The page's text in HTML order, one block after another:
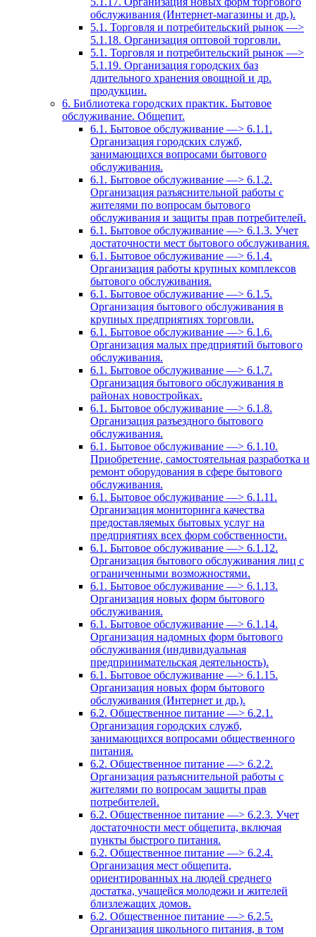
обслуживания (Интернет-магазины и др.).
5.1. Торговля и потребительский рынок —>
5.1.18. Организация оптовой торговли.
5.1. Торговля и потребительский рынок —>
5.1.19. Организация городских баз
длительного хранения овощной и др.
продукции.
6. Библиотека городских практик. Бытовое
обслуживание. Общепит.
6.1. Бытовое обслуживание —> 6.1.1.
Организация городских служб,
занимающихся вопросами бытового
обслуживания.
6.1. Бытовое обслуживание —> 6.1.2.
Организация разъяснительной работы с
жителями по вопросам бытового
обслуживания и защиты прав потребителей.
6.1. Бытовое обслуживание —> 6.1.3. Учет
достаточности мест бытового обслуживания.
6.1. Бытовое обслуживание —> 6.1.4.
Организация работы крупных комплексов
бытового обслуживания.
6.1. Бытовое обслуживание —> 6.1.5.
Организация бытового обслуживания в
крупных предприятиях торговли.
6.1. Бытовое обслуживание —> 6.1.6.
Организация малых предприятий бытового
обслуживания.
6.1. Бытовое обслуживание —> 6.1.7.
Организация бытового обслуживания в
районах новостройках.
6.1. Бытовое обслуживание —> 6.1.8.
Организация разъездного бытового
обслуживания.
6.1. Бытовое обслуживание —> 6.1.10.
Приобретение, самостоятельная разработка и
ремонт оборудования в сфере бытового
обслуживания.
6.1. Бытовое обслуживание —> 6.1.11.
Организация мониторинга качества
предоставляемых бытовых услуг на
предприятиях всех форм собственности.
6.1. Бытовое обслуживание —> 6.1.12.
Организация бытового обслуживания лиц с
ограниченными возможностями.
6.1. Бытовое обслуживание —> 6.1.13.
Организация новых форм бытового
обслуживания.
6.1. Бытовое обслуживание —> 6.1.14.
Организация надомных форм бытового
обслуживания (индивидуальная
предпринимательская деятельность).
6.1. Бытовое обслуживание —> 6.1.15.
Организация новых форм бытового
обслуживания (Интернет и др.).
6.2. Общественное питание —> 6.2.1.
Организация городских служб,
занимающихся вопросами общественного
питания.
6.2. Общественное питание —> 6.2.2.
Организация разъяснительной работы с
жителями по вопросам защиты прав
потребителей.
6.2. Общественное питание —> 6.2.3. Учет
достаточности мест общепита, включая
пункты быстрого питания.
6.2. Общественное питание —> 6.2.4.
Организация мест общепита,
ориентированных на людей среднего
достатка, учащейся молодежи и жителей
близлежащих домов.
6.2. Общественное питание —> 6.2.5.
Организация школьного питания, в том